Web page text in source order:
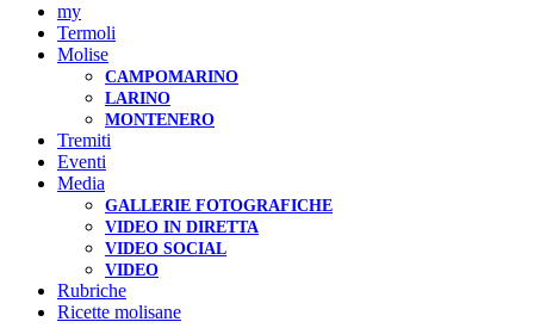
my
Termoli
Molise
CAMPOMARINO
LARINO
MONTENERO
Tremiti
Eventi
Media
GALLERIE FOTOGRAFICHE
VIDEO IN DIRETTA
VIDEO SOCIAL
VIDEO
Rubriche
Ricette molisane